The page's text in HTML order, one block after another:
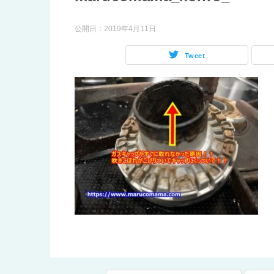
公開日： 2019年4月11日
Tweet